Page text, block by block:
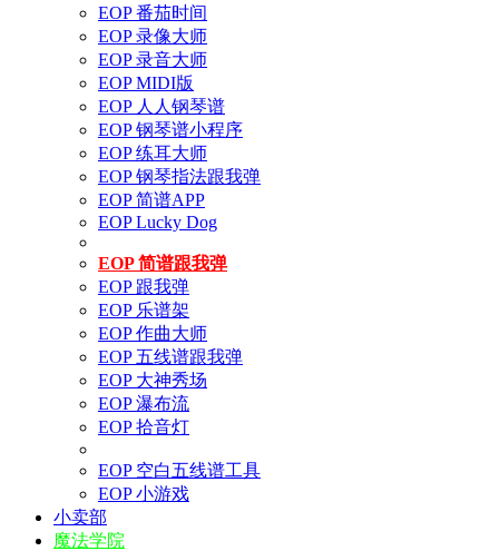
EOP 番茄时间
EOP 录像大师
EOP 录音大师
EOP MIDI版
EOP 人人钢琴谱
EOP 钢琴谱小程序
EOP 练耳大师
EOP 钢琴指法跟我弹
EOP 简谱APP
EOP Lucky Dog
EOP 简谱跟我弹
EOP 跟我弹
EOP 乐谱架
EOP 作曲大师
EOP 五线谱跟我弹
EOP 大神秀场
EOP 瀑布流
EOP 拾音灯
EOP 空白五线谱工具
EOP 小游戏
小卖部
魔法学院